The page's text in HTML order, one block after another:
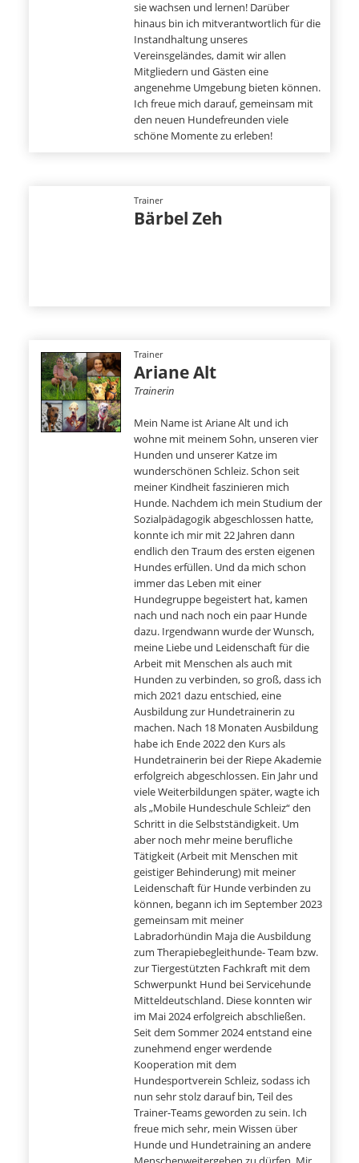
sie wachsen und lernen! Darüber
hinaus bin ich mitverantwortlich für die
Instandhaltung unseres
Vereinsgeländes, damit wir allen
Mitgliedern und Gästen eine
angenehme Umgebung bieten können.
Ich freue mich darauf, gemeinsam mit
den neuen Hundefreunden viele
schöne Momente zu erleben!
Trainer
Bärbel Zeh
Trainer
Ariane Alt
Trainerin
Mein Name ist Ariane Alt und ich
wohne mit meinem Sohn, unseren vier
Hunden und unserer Katze im
wunderschönen Schleiz. Schon seit
meiner Kindheit faszinieren mich
Hunde. Nachdem ich mein Studium der
Sozialpädagogik abgeschlossen hatte,
konnte ich mir mit 22 Jahren dann
endlich den Traum des ersten eigenen
Hundes erfüllen. Und da mich schon
immer das Leben mit einer
Hundegruppe begeistert hat, kamen
nach und nach noch ein paar Hunde
dazu. Irgendwann wurde der Wunsch,
meine Liebe und Leidenschaft für die
Arbeit mit Menschen als auch mit
Hunden zu verbinden, so groß, dass ich
mich 2021 dazu entschied, eine
Ausbildung zur Hundetrainerin zu
machen. Nach 18 Monaten Ausbildung
habe ich Ende 2022 den Kurs als
Hundetrainerin bei der Riepe Akademie
erfolgreich abgeschlossen. Ein Jahr und
viele Weiterbildungen später, wagte ich
als „Mobile Hundeschule Schleiz“ den
Schritt in die Selbstständigkeit. Um
aber noch mehr meine berufliche
Tätigkeit (Arbeit mit Menschen mit
geistiger Behinderung) mit meiner
Leidenschaft für Hunde verbinden zu
können, begann ich im September 2023
gemeinsam mit meiner
Labradorhündin Maja die Ausbildung
zum Therapiebegleithunde- Team bzw.
zur Tiergestützten Fachkraft mit dem
Schwerpunkt Hund bei Servicehunde
Mitteldeutschland. Diese konnten wir
im Mai 2024 erfolgreich abschließen.
Seit dem Sommer 2024 entstand eine
zunehmend enger werdende
Kooperation mit dem
Hundesportverein Schleiz, sodass ich
nun sehr stolz darauf bin, Teil des
Trainer-Teams geworden zu sein. Ich
freue mich sehr, mein Wissen über
Hunde und Hundetraining an andere